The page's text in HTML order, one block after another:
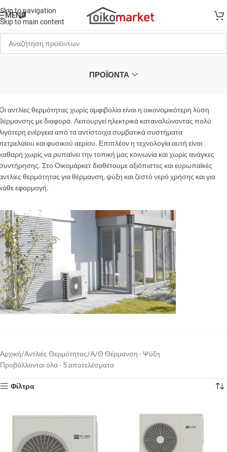
Skip to navigation
Skip to main content
MENU
ΠΡΟΪΟΝΤΑ
αντλίες θερμότητας χωρίς αμφιβολία είναι η οικονομικότερη λύση
με διαφορά. Λειτουργεί ηλεκτρικά καταναλώνοντας πολύ
ενέργεια από τα αντίστοιχα συμβατικά συστήματα
και φυσικού αερίου. Επιπλέον η τεχνολογία αυτή είναι
χωρίς να ρυπαίνει την τοπική μας κοινωνία και χωρίς ανάγκες
Στο Οικομάρκετ διαθέτουμε αξιόπιστες και ευρωπαϊκές
θερμότητας για θέρμανση, ψύξη και ζεστό νερό χρήσης και για
εφαρμογή.
Αρχική Αντλιές Θερμότητας Α/Θ Θέρμανση - Ψύξη
Προβάλλονται όλα - 5 αποτελέσματα
Φίλτρα